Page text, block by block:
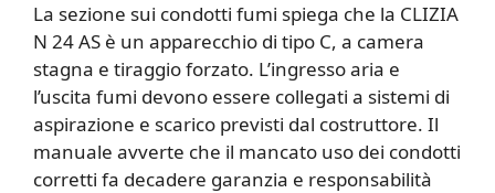
La sezione sui condotti fumi spiega che la CLIZIA
N 24 AS è un apparecchio di tipo C, a camera
stagna e tiraggio forzato. L’ingresso aria e
l’uscita fumi devono essere collegati a sistemi di
aspirazione e scarico previsti dal costruttore. Il
manuale avverte che il mancato uso dei condotti
corretti fa decadere garanzia e responsabilità